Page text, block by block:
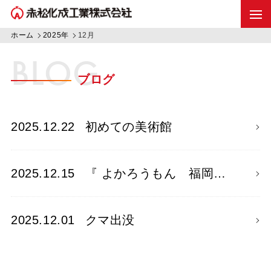
ホーム 2025年 12月
BLOG
ブログ
2025.12.22 初めての美術館
2025.12.15 『 よかろうもん 福岡…
2025.12.01 クマ出没